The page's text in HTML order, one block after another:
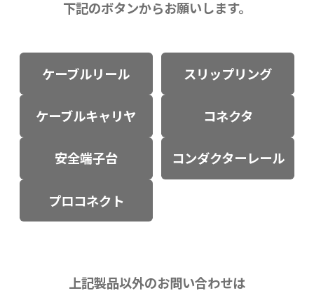
下記のボタンからお願いします。
ケーブルリール スリップリング
ケーブルキャリヤ コネクタ
安全端子台 コンダクターレール
プロコネクト
上記製品以外のお問い合わせは